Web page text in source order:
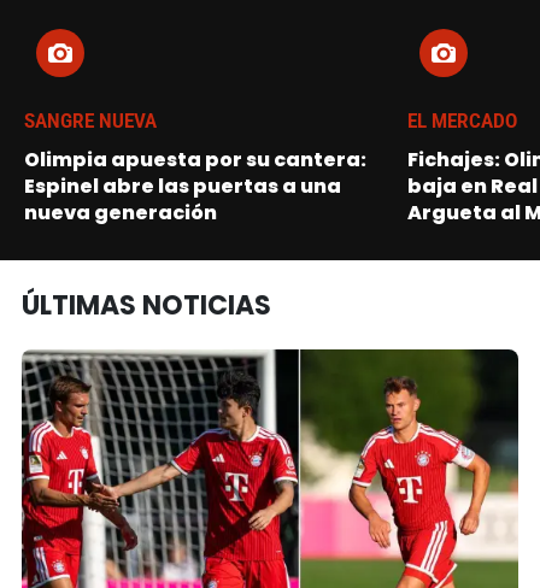
SANGRE NUEVA
Olimpia apuesta por su cantera:
Espinel abre las puertas a una
nueva generación
EL MERCADO
Fichajes:
baja en
Argueta al
ÚLTIMAS NOTICIAS